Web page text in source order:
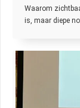
Waarom
is, maar diepe